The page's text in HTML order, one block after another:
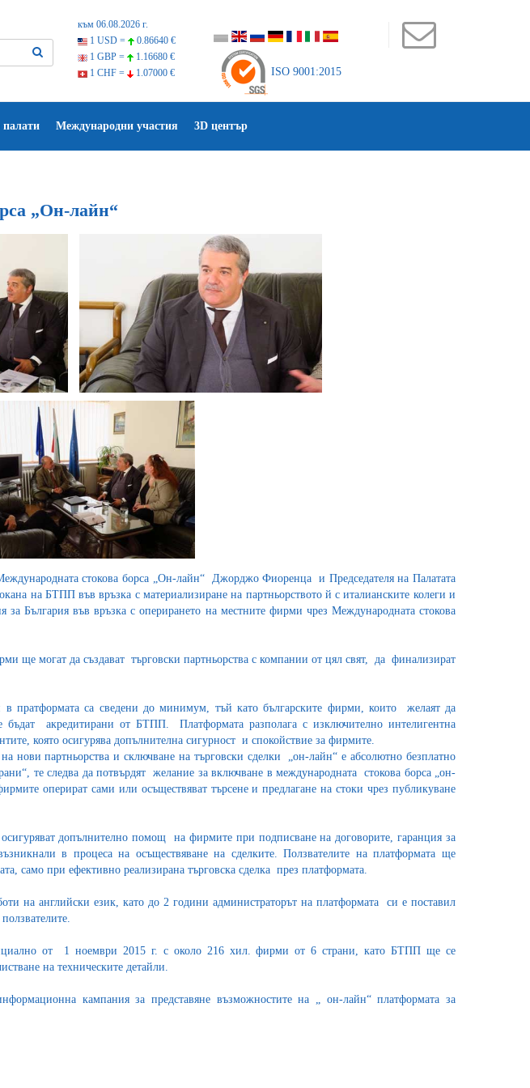
към 06.08.2026 г.
1 USD =
0.86640 €
1 GBP =
1.16680 €
1 CHF =
1.07000 € ISO 9001:2015
палати Международни участия 3D център
„Он-лайн“
стокова борса „Он-лайн“ Джорджо Фиоренца и Председателя на Палатата
на БТПП във връзка с материализиране на партньорството й с италианските колеги и
за България във връзка с оперирането на местните фирми чрез Международната стокова
ще могат да създават търговски партньорства с компании от цял свят, да финализират
в пратформата са сведени до минимум, тъй като българските фирми, които желаят да
акредитирани от БТПП. Платформата разполага с изключително интелигентна
която осигурява допълнителна сигурност и спокойствие за фирмите.
нови партньорства и сключване на търговски сделки „он-лайн“ е абсолютно безплатно
те следва да потвърдят желание за включване в международната стокова борса „он-
оперират сами или осъществяват търсене и предлагане на стоки чрез публикуване
допълнително помощ на фирмите при подписване на договорите, гаранция за
в процеса на осъществяване на сделките. Ползвателите на платформата ще
само при ефективно реализирана търговска сделка през платформата.
на английски език, като до 2 години администраторът на платформата си е поставил
от 1 ноември 2015 г. с около 216 хил. фирми от 6 страни, като БТПП ще се
на техническите детайли.
кампания за представяне възможностите на „ он-лайн“ платформата за